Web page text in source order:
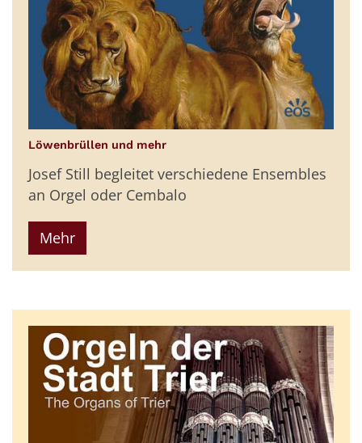
Löwenbrüllen und mehr:
Josef Still begleitet verschiedene Ensembles
an Orgel oder Cembalo
Mehr